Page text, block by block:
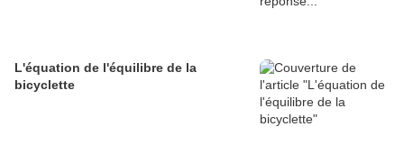
L'équation de l'équilibre de la
bicyclette